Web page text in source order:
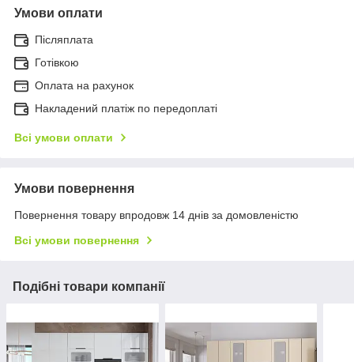
Умови оплати
Післяплата
Готівкою
Оплата на рахунок
Накладений платіж по передоплаті
Всі умови оплати
Умови повернення
Повернення товару впродовж 14 днів за домовленістю
Всі умови повернення
Подібні товари компанії